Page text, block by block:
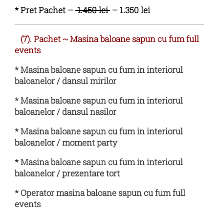
* Pret Pachet – 1.450 lei – 1.350 lei
(7). Pachet ~Masina baloane sapun cu fum full
events
* Masina baloane sapun cu fum in interiorul
baloanelor / dansul mirilor
* Masina baloane sapun cu fum in interiorul
baloanelor / dansul nasilor
* Masina baloane sapun cu fum in interiorul
baloanelor / moment party
* Masina baloane sapun cu fum in interiorul
baloanelor / prezentare tort
* Operator masina baloane sapun cu fum full
events